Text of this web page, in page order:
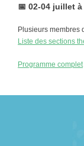
📅 02-04 juillet
Plusieurs membres
Liste des sections
Programme complet